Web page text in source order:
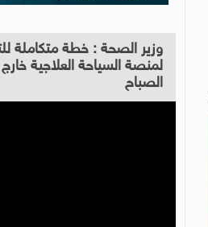
وزير الصحة : خطة متكاملة
لمنصة السياحة العلاجية
الصباح